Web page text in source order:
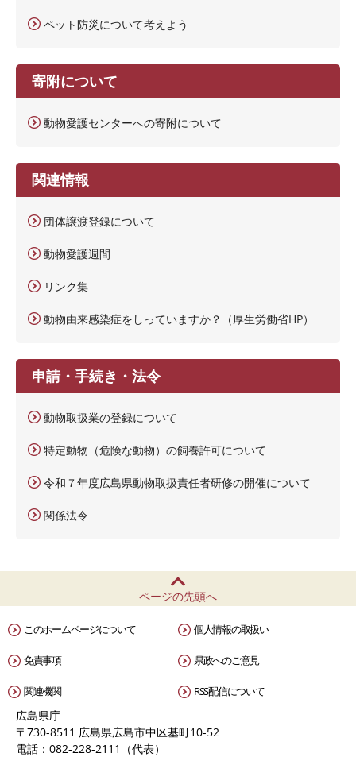
ペット防災について考えよう
寄附について
動物愛護センターへの寄附について
関連情報
団体譲渡登録について
動物愛護週間
リンク集
動物由来感染症をしっていますか？（厚生労働省HP）
申請・手続き・法令
動物取扱業の登録について
特定動物（危険な動物）の飼養許可について
令和７年度広島県動物取扱責任者研修の開催について
関係法令
ページの先頭へ
このホームページについて 個人情報の取扱い
免責事項 県政へのご意見
関連機関 RSS配信について
広島県庁
〒730-8511 広島県広島市中区基町10-52
電話：082-228-2111（代表）